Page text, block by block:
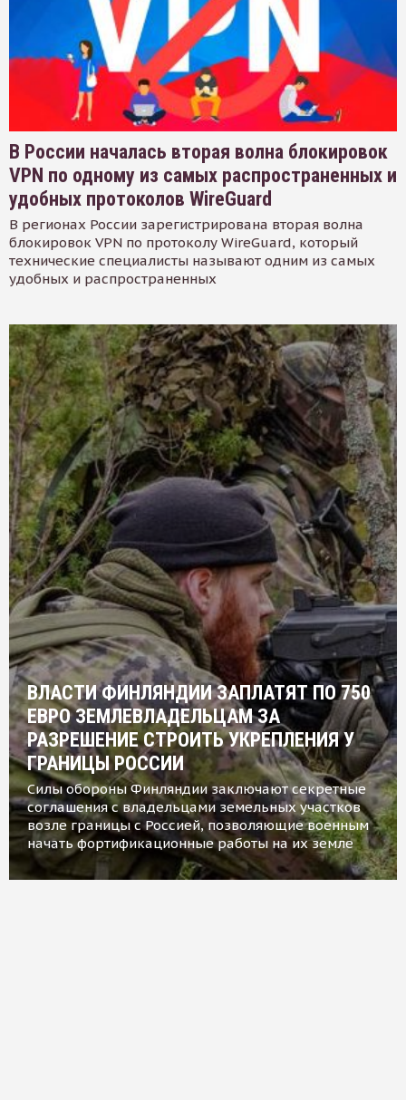
В России началась вторая волна блокировок
VPN по одному из самых распространенных и
удобных протоколов WireGuard
В регионах России зарегистрирована вторая волна
блокировок VPN по протоколу WireGuard, который
технические специалисты называют одним из самых
удобных и распространенных
ВЛАСТИ ФИНЛЯНДИИ ЗАПЛАТЯТ ПО 750
ЕВРО ЗЕМЛЕВЛАДЕЛЬЦАМ ЗА
РАЗРЕШЕНИЕ СТРОИТЬ УКРЕПЛЕНИЯ У
ГРАНИЦЫ РОССИИ
Силы обороны Финляндии заключают секретные
соглашения с владельцами земельных участков
возле границы с Россией, позволяющие военным
начать фортификационные работы на их земле